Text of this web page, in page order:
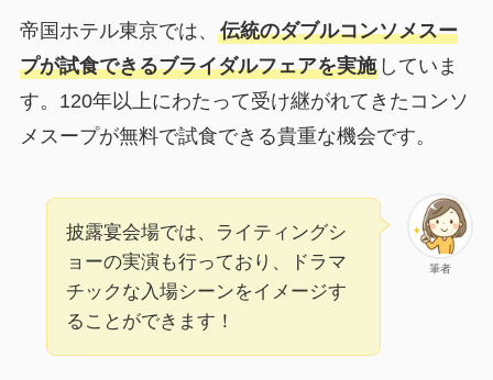
帝国ホテル東京では、 伝統のダブルコンソメスー
プが試食できるブライダルフェアを実施していま
す。120年以上にわたって受け継がれてきたコンソ
メスープが無料で試食できる貴重な機会です。
筆者
披露宴会場では、ライティングシ
ョーの実演も行っており、ドラマ
チックな入場シーンをイメージす
ることができます！